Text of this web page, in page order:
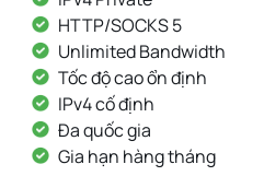
HTTP/SOCKS 5
Unlimited Bandwidth
Tốc độ cao ổn định
IPv6 cố định
Đa quốc gia
Gia hạn hàng tháng